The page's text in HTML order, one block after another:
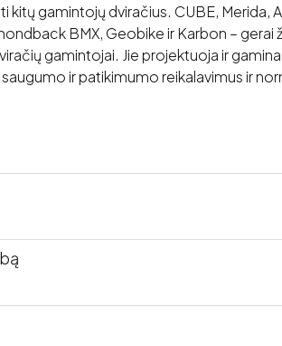
kitų gamintojų dviračius. CUBE, Merida,
BMX, Geobike ir Karbon – gerai
gamintojai. Jie projektuoja ir
ir patikimumo reikalavimus ir